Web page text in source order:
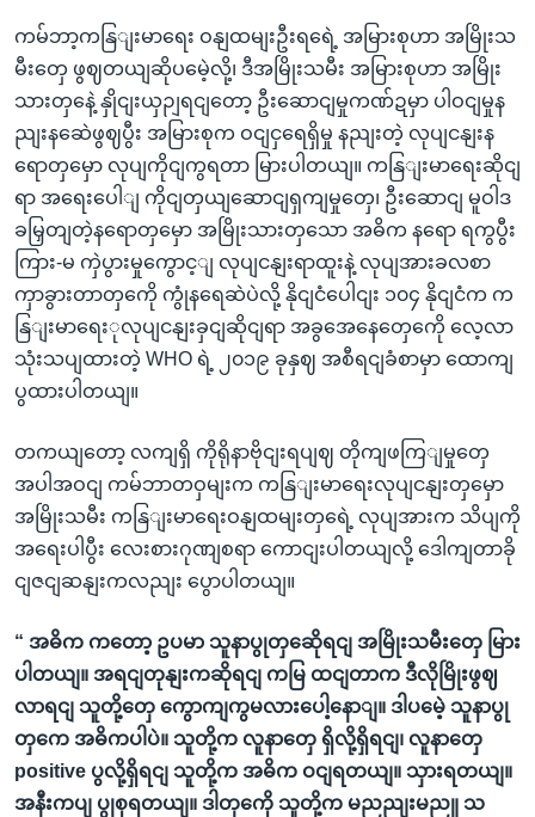
ကမ်ဘာ့ကနြျးမာရေး ဝနျထမျးဦးရရေဲ့ အမြားစုဟာ အမြိုးသ
မီးတှေ ဖွဈတယျဆိုပမေဲ့လို့၊ ဒီအမြိုးသမီး အမြားစုဟာ အမြိုး
သားတှနေဲ့ နှိုငျးယှဉျရငျတော့ ဦးဆောငျမှုကဏ်ဍမှာ ပါဝငျမှုန
ညျးနဆေဲဖွဈပွီး အမြားစုက ဝငျငှရေရှိမှု နညျးတဲ့ လုပျငနျးန
ရောတှမှော လုပျကိုငျကွရတာ မြားပါတယျ။ ကနြျးမာရေးဆိုငျ
ရာ အရေးပေါျ ကိုငျတှယျဆောငျရှကျမှုတှေ၊ ဦးဆောငျ မူဝါဒ
ခမြှတျတဲ့နရောတှမှော အမြိုးသားတှသော အဓိက နရော ရကွပွီး
ကြား-မ ကှဲပွားမှုကွောင့ျ လုပျငနျးရာထူးနဲ့ လုပျအားခလစာ
ကှာခွားတာတှကေို ကွုံနရေဆဲပဲလို့ နိုငျငံပေါငျး ၁၀၄ နိုငျငံက က
နြျးမာရေးုလုပျငနျးခှငျဆိုငျရာ အခွအေနေတှေကေို လေ့လာ
သုံးသပျထားတဲ့ WHO ရဲ့ ၂၀၁၉ ခုနှဈ အစီရငျခံစာမှာ ထောကျ
ပွထားပါတယျ။
တကယျတော့ လကျရှိ ကိုရိုနာဗိုငျးရပျဈ တိုကျဖကြျမှုတှေ
အပါအဝငျ ကမ်ဘာတဝှမျးက ကနြျးမာရေးလုပျငနျးတှမှော
အမြိုးသမီး ကနြျးမာရေးဝနျထမျးတှရေဲ့ လုပျအားက သိပျကို
အရေးပါပွီး လေးစားဂုဏျစရာ ကောငျးပါတယျလို့ ဒေါကျတာခို
ငျဇငျဆနျးကလညျး ပွောပါတယျ။
“ အဓိက ကတော့ ဥပမာ သူနာပွုတှဆေိုရငျ အမြိုးသမီးတှေ မြား
ပါတယျ။ အရငျတုနျးကဆိုရငျ ကမြ ထငျတာက ဒီလိုမြိုးဖွဈ
လာရငျ သူတို့တှေ ကွောကျကွမလားပေါ့နောျ။ ဒါပမေဲ့ သူနာပွု
တှကေ အဓိကပါပဲ။ သူတို့က လူနာတှေ ရှိလို့ရှိရငျ၊ လူနာတှေ
positive ပွလို့ရှိရငျ သူတို့က အဓိက ဝငျရတယျ။ သှားရတယျ။
အနီးကပျ ပွုစုရတယျ။ ဒါတှကေို သူတို့က မညညျးမညူ သ